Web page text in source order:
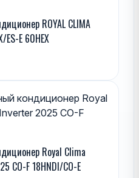
ROYAL CLIMA
ES-E 60HEX
Royal Clima
CO-F 18HNDI/CO-E